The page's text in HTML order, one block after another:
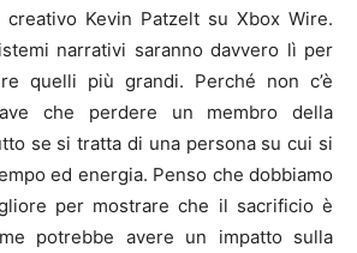
Kevin Patzelt su Xbox Wire.
narrativi saranno davvero lì per
quelli più grandi. Perché non c’è
che perdere un membro della
se si tratta di una persona su cui si
ed energia. Penso che dobbiamo
per mostrare che il sacrificio è
potrebbe avere un impatto sulla